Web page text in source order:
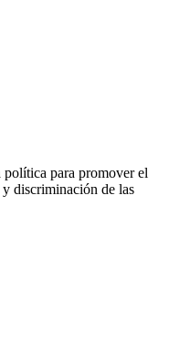
política para promover el
discriminación de las